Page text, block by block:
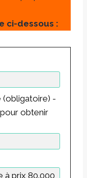
ci-dessous :
(obligatoire) -
obtenir